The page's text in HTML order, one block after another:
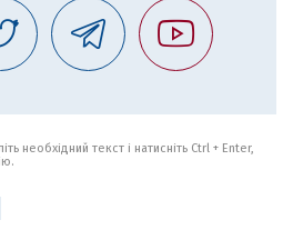
необхідний текст і натисніть Ctrl + Enter,